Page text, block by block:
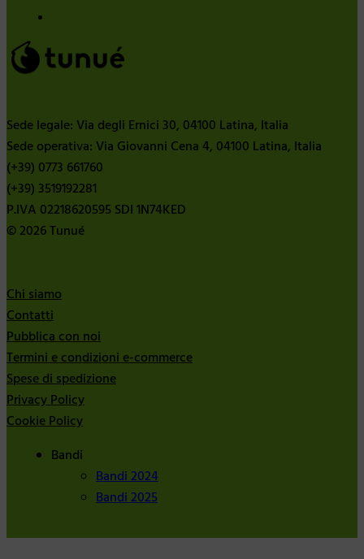
Sede legale: Via degli Ernici 30, 04100 Latina, Italia
Sede operativa: Via Giovanni Cena 4, 04100 Latina, Italia
(+39) 0773 661760
(+39) 3519192281
P.IVA 02218620595 SDI 1N74KED
© 2026 Tunué
Chi siamo
Contatti
Pubblica con noi
Termini e condizioni e-commerce
Spese di spedizione
Privacy Policy
Cookie Policy
Bandi
Bandi 2024
Bandi 2025